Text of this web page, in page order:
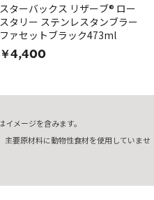
スターバックス リザーブ® ロー
スタリー ステンレスタンブラー
ファセットブラック473ml
￥4,400
メージを含みます。
主要原材料に動物性食材を使用していませ